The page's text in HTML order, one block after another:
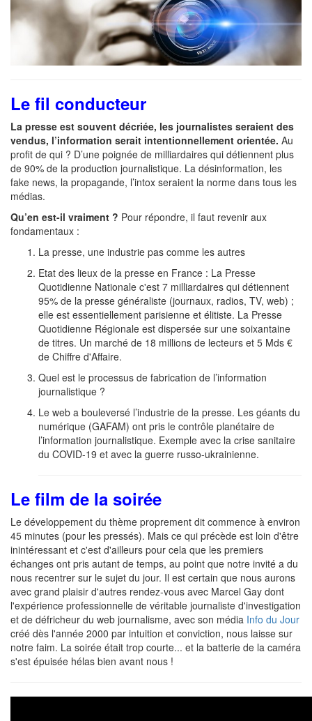
Le fil conducteur
La presse est souvent décriée, les journalistes seraient des
vendus, l’information serait intentionnellement orientée. Au
profit de qui ? D’une poignée de milliardaires qui détiennent plus
de 90% de la production journalistique. La désinformation, les
fake news, la propagande, l’intox seraient la norme dans tous les
médias.
Qu’en est-il vraiment ? Pour répondre, il faut revenir aux
fondamentaux :
La presse, une industrie pas comme les autres
Etat des lieux de la presse en France : La Presse
Quotidienne Nationale c'est 7 milliardaires qui détiennent
95% de la presse généraliste (journaux, radios, TV, web) ;
elle est essentiellement parisienne et élitiste. La Presse
Quotidienne Régionale est dispersée sur une soixantaine
de titres. Un marché de 18 millions de lecteurs et 5 Mds €
de Chiffre d'Affaire.
Quel est le processus de fabrication de l’information
journalistique ?
Le web a bouleversé l’industrie de la presse. Les géants du
numérique (GAFAM) ont pris le contrôle planétaire de
l’information journalistique. Exemple avec la crise sanitaire
du COVID-19 et avec la guerre russo-ukrainienne.
Le film de la soirée
Le développement du thème proprement dit commence à environ
45 minutes (pour les pressés). Mais ce qui précède est loin d'être
inintéressant et c'est d'ailleurs pour cela que les premiers
échanges ont pris autant de temps, au point que notre invité a du
nous recentrer sur le sujet du jour. Il est certain que nous aurons
avec grand plaisir d'autres rendez-vous avec Marcel Gay dont
l'expérience professionnelle de véritable journaliste d'investigation
et de défricheur du web journalisme, avec son média Info du Jour
créé dès l'année 2000 par intuition et conviction, nous laisse sur
notre faim. La soirée était trop courte... et la batterie de la caméra
s'est épuisée hélas bien avant nous !